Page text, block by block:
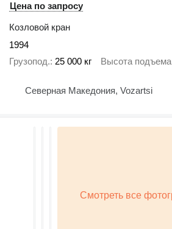
Цена по запросу
Козловой кран
1994
Грузопод. 25 000 кг Высота подъема
Северная Македония, Vozartsi